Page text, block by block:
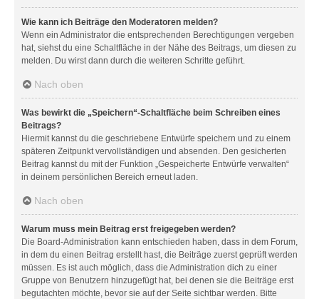
Wie kann ich Beiträge den Moderatoren melden?
Wenn ein Administrator die entsprechenden Berechtigungen vergeben
hat, siehst du eine Schaltfläche in der Nähe des Beitrags, um diesen zu
melden. Du wirst dann durch die weiteren Schritte geführt.
Nach oben
Was bewirkt die „Speichern“-Schaltfläche beim Schreiben eines
Beitrags?
Hiermit kannst du die geschriebene Entwürfe speichern und zu einem
späteren Zeitpunkt vervollständigen und absenden. Den gesicherten
Beitrag kannst du mit der Funktion „Gespeicherte Entwürfe verwalten“
in deinem persönlichen Bereich erneut laden.
Nach oben
Warum muss mein Beitrag erst freigegeben werden?
Die Board-Administration kann entschieden haben, dass in dem Forum,
in dem du einen Beitrag erstellt hast, die Beiträge zuerst geprüft werden
müssen. Es ist auch möglich, dass die Administration dich zu einer
Gruppe von Benutzern hinzugefügt hat, bei denen sie die Beiträge erst
begutachten möchte, bevor sie auf der Seite sichtbar werden. Bitte